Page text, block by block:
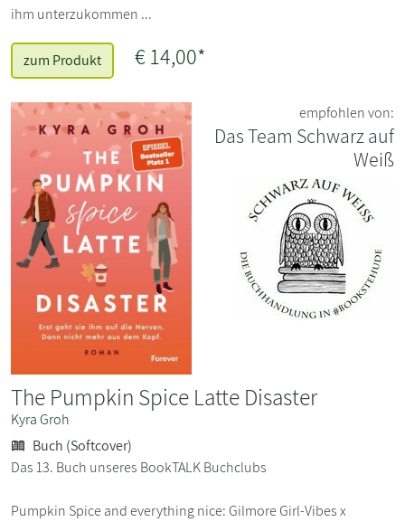
ihm unterzukommen ...
zum Produkt € 14,00*
empfohlen von:
Das Team Schwarz auf
Weiß
The Pumpkin Spice Latte Disaster
Kyra Groh
Buch (Softcover)
Das 13. Buch unseres BookTALK Buchclubs
Pumpkin Spice and everything nice: Gilmore Girl-Vibes x